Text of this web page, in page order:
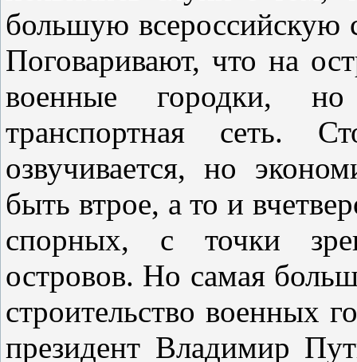
большую всероссийскую
Поговаривают, что на
военные городки,
транспортная сеть.
озвучивается, но
быть втрое, а то и
спорных, с точки
островов. Но самая
строительство военных
президент Владимир